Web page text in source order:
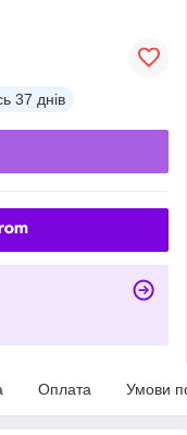
37 днів
Оплата Умови